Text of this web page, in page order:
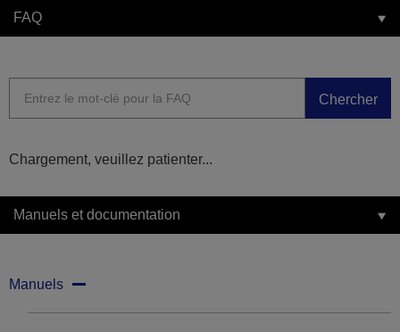
FAQ
Chercher
Chargement, veuillez patienter...
Manuels et documentation
Manuels